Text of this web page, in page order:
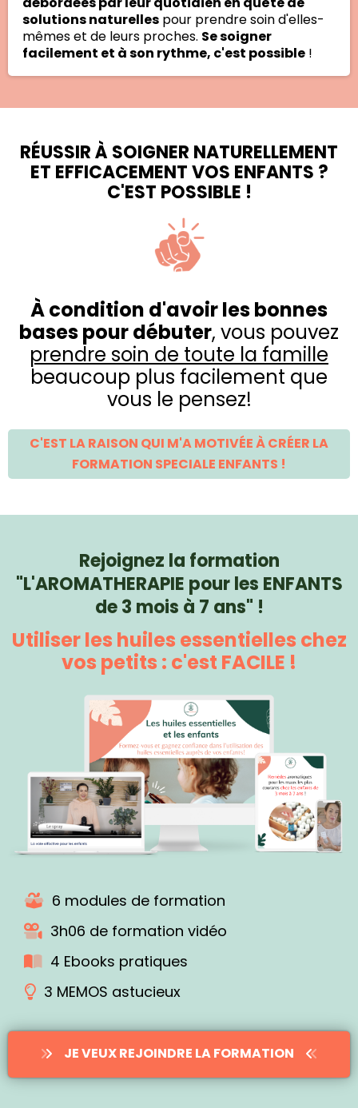
solutions naturelles pour prendre soin d'elles-
mêmes et de leurs proches. Se soigner
facilement et à son rythme, c'est possible !
RÉUSSIR À SOIGNER NATURELLEMENT
ET EFFICACEMENT VOS ENFANTS ?
C'EST POSSIBLE !
À condition d'avoir les bonnes
bases pour débuter, vous pouvez
prendre soin de toute la famille
beaucoup plus facilement que
vous le pensez!
C'EST LA RAISON QUI M'A MOTIVÉE À CRÉER LA
FORMATION SPECIALE ENFANTS !
Rejoignez la formation
"L'AROMATHERAPIE pour les ENFANTS
de 3 mois à 7 ans" !
Utiliser les huiles essentielles chez
vos petits : c'est FACILE !
6 modules de formation
3h06 de formation vidéo
4 Ebooks pratiques
3 MEMOS astucieux
JE VEUX REJOINDRE LA FORMATION